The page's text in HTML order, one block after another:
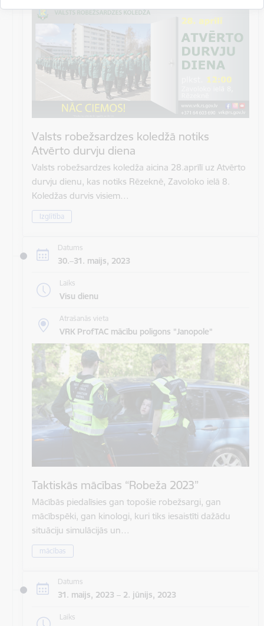
Valsts robežsardzes koledžā notiks
Atvērto durvju diena
Valsts robežsardzes koledža aicina 28.aprīlī uz Atvērto
durvju dienu, kas notiks Rēzeknē, Zavoloko ielā 8.
Koledžas durvis visiem…
Izglītība
Datums
30.–31. maijs, 2023
Laiks
Visu dienu
Atrašanās vieta
VRK ProfTAC mācību poligons "Janopole"
Taktiskās mācības “Robeža 2023”
Mācībās piedalīsies gan topošie robežsargi, gan
mācībspēki, gan kinologi, kuri tiks iesaistīti dažādu
situāciju simulācijās un…
mācības
Datums
31. maijs, 2023 – 2. jūnijs, 2023
Laiks